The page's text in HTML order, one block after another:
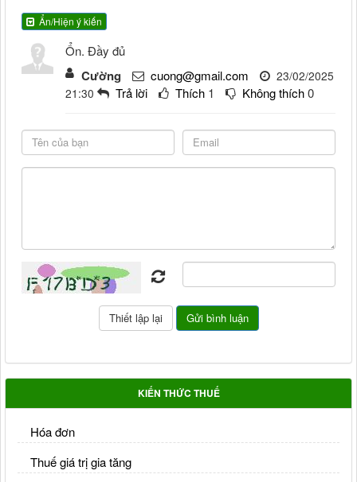
Ẩn/Hiện ý kiến
Ổn. Đầy đủ
Cường cuong@gmail.com
23/02/2025
21:30
Trả lời Thích 1 Không thích0
KIẾN THỨC THUẾ
Hóa đơn
Thuế giá trị gia tăng